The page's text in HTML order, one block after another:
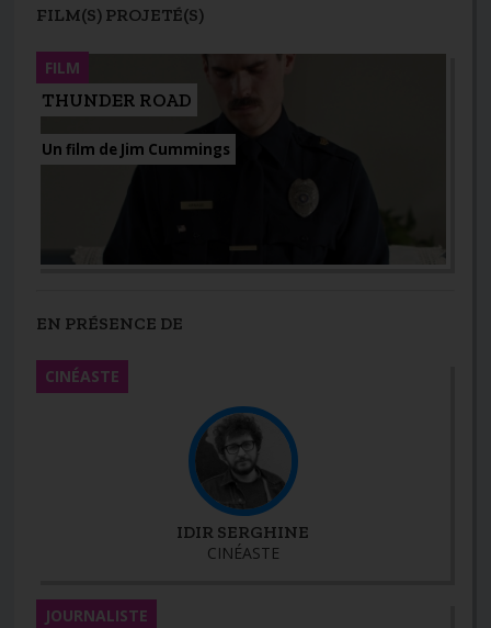
FILM(S) PROJETÉ(S)
THUNDER ROAD
Un film de Jim Cummings
FILM
EN PRÉSENCE DE
IDIR SERGHINE
CINÉASTE
CINÉASTE
JOURNALISTE